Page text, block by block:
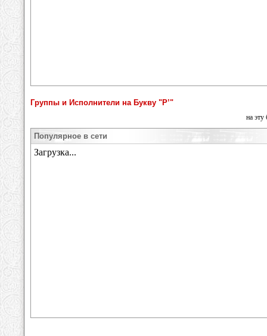
Группы и Исполнители на Букву "Р’"
на эту
Популярное в сети